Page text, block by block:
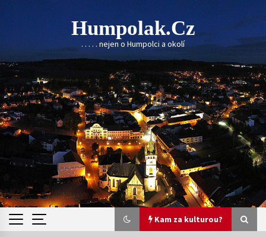
Skip
to
content
Humpolak.cz
. . . . . nejen o Humpolci a okolí
Kam za kulturou?